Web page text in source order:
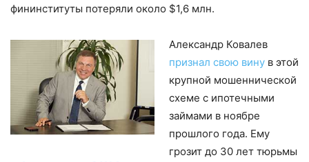
фининституты потеряли около $1,6 млн.
Александр Ковалев
признал свою вину в этой
крупной мошеннической
схеме с ипотечными
займами в ноябре
прошлого года. Ему
грозит до 30 лет тюрьмы